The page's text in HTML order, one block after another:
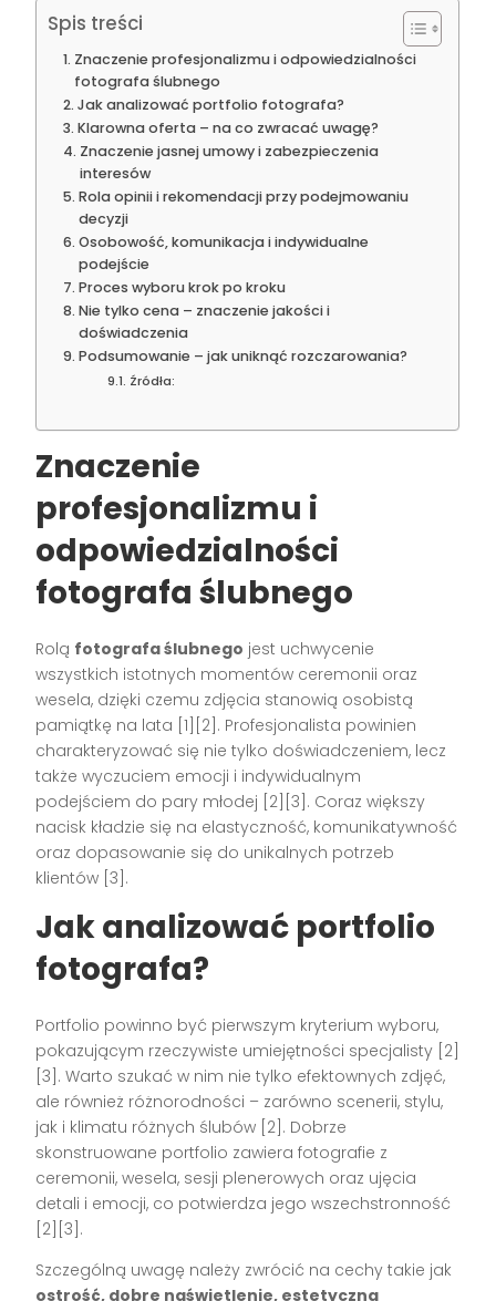
Spis treści
Znaczenie profesjonalizmu i odpowiedzialności
fotografa ślubnego
Jak analizować portfolio fotografa?
Klarowna oferta – na co zwracać uwagę?
Znaczenie jasnej umowy i zabezpieczenia
interesów
Rola opinii i rekomendacji przy podejmowaniu
decyzji
Osobowość, komunikacja i indywidualne
podejście
Proces wyboru krok po kroku
Nie tylko cena – znaczenie jakości i
doświadczenia
Podsumowanie – jak uniknąć rozczarowania?
Źródła:
Znaczenie
profesjonalizmu i
odpowiedzialności
fotografa ślubnego
Rolą fotografa ślubnego jest uchwycenie
wszystkich istotnych momentów ceremonii oraz
wesela, dzięki czemu zdjęcia stanowią osobistą
pamiątkę na lata [1][2] . Profesjonalista powinien
charakteryzować się nie tylko doświadczeniem, lecz
także wyczuciem emocji i indywidualnym
podejściem do pary młodej [2][3] . Coraz większy
nacisk kładzie się na elastyczność, komunikatywność
oraz dopasowanie się do unikalnych potrzeb
klientów [3] .
Jak analizować portfolio
fotografa?
Portfolio powinno być pierwszym kryterium wyboru,
pokazującym rzeczywiste umiejętności specjalisty [2]
[3] . Warto szukać w nim nie tylko efektownych zdjęć,
ale również różnorodności – zarówno scenerii, stylu,
jak i klimatu różnych ślubów [2] . Dobrze
skonstruowane portfolio zawiera fotografie z
ceremonii, wesela, sesji plenerowych oraz ujęcia
detali i emocji, co potwierdza jego wszechstronność
[2][3] .
Szczególną uwagę należy zwrócić na cechy takie jak
ostrość, dobre naświetlenie, estetyczna